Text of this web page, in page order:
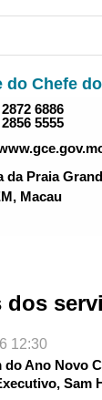
do Chefe
2872 6886
2856 5555
da Praia
Macau
dos
12:30
do Ano Novo
Sam